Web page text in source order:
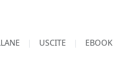
USCITE EBOOK